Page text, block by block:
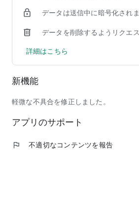
も安心！
◆ここだけの紹介！フードデリバリーア
◎人気商品割引などのキャンペーンを日
お得に出前を注文しよう！
上のレストランを頼んじゃおう！
ゲット！
ーク中のランチもご家族とのディナー
◎特別な日には、いつもは手を出せない
店」をデリバリーで頼んで、自宅で最高
データは送信中に暗号化され
データを削除するようリクエ
詳細はこちら
新機能
軽微な不具合を修正しました。
アプリのサポート
flag 不適切なコンテンツを報告